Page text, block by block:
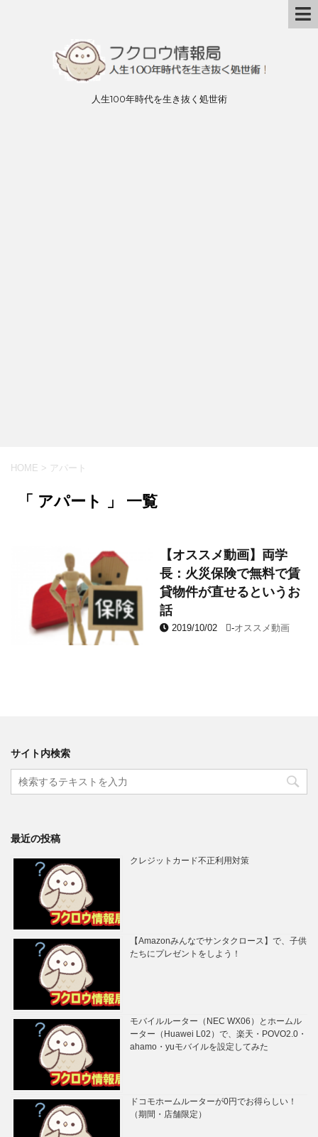
人生100年時代を生き抜く処世術
HOME > アパート
「 アパート 」 一覧
【オススメ動画】両学
長：火災保険で無料で賃
貸物件が直せるというお
話
2019/10/02 -オススメ動画
サイト内検索
最近の投稿
クレジットカード不正利用対策
【Amazonみんなでサンタクロース】で、子供
たちにプレゼントをしよう！
モバイルルーター（NEC WX06）とホームル
ーター（Huawei L02）で、楽天・POVO2.0・
ahamo・yuモバイルを設定してみた
ドコモホームルーターが0円でお得らしい！
（期間・店舗限定）